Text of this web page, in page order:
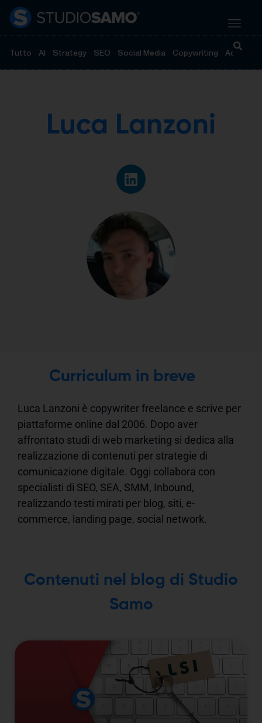
Tutto AI Strategy SEO Social Media Copywriting
Luca Lanzoni
Curriculum in breve
Luca Lanzoni è copywriter freelance e scrive per
piattaforme online dal 2006. Dopo aver
affrontato studi di web marketing si dedica alla
realizzazione di contenuti per strategie di
comunicazione digitale. Oggi collabora con
specialisti di SEO, SEA, SMM, Inbound,
realizzando testi mirati per blog, siti, e-
commerce, landing page, social network.
Contenuti nel blog di Studio
Samo